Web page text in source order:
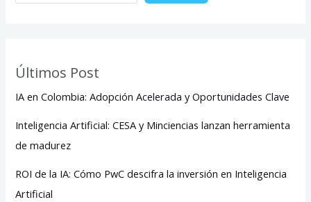
Últimos Post
IA en Colombia: Adopción Acelerada y Oportunidades Clave
Inteligencia Artificial: CESA y Minciencias lanzan herramienta
de madurez
ROI de la IA: Cómo PwC descifra la inversión en Inteligencia
Artificial